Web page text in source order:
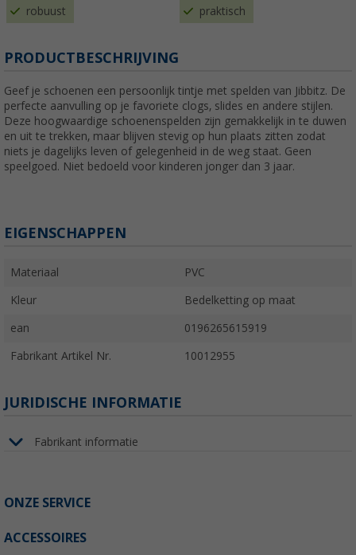
robuust praktisch
PRODUCTBESCHRIJVING
Geef je schoenen een persoonlijk tintje met spelden van Jibbitz. De
perfecte aanvulling op je favoriete clogs, slides en andere stijlen.
Deze hoogwaardige schoenenspelden zijn gemakkelijk in te duwen
en uit te trekken, maar blijven stevig op hun plaats zitten zodat
niets je dagelijks leven of gelegenheid in de weg staat. Geen
speelgoed. Niet bedoeld voor kinderen jonger dan 3 jaar.
EIGENSCHAPPEN
Materiaal PVC
Kleur Bedelketting op maat
ean 0196265615919
Fabrikant Artikel Nr. 10012955
JURIDISCHE INFORMATIE
Fabrikant informatie
ONZE SERVICE
ACCESSOIRES